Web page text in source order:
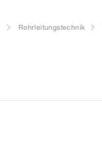
Rohrleitungstechnik